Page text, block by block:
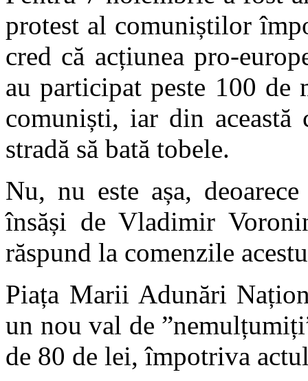
protest al comuniștilor
cred că acțiunea pro-
au participat peste 100 de
comuniști, iar din această
stradă să bată tobele.
Nu, nu este așa,
însăși de Vladimir
răspund la comenzile
Piața Marii Adunări
un nou val de
de 80 de lei, împotriva